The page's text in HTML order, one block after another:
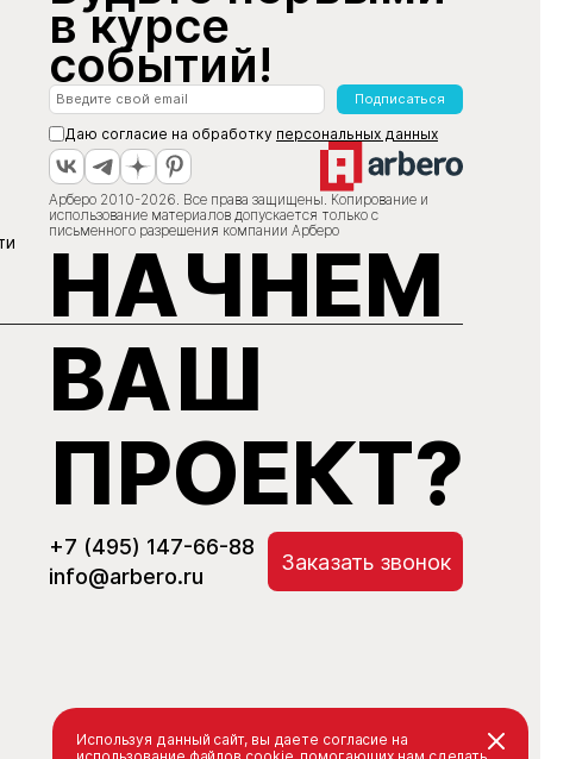
в курсе
событий!
Подписаться
Даю согласие на обработку персональных данных
Арберо 2010-2026. Все права защищены. Копирование и
использование материалов допускается только с
письменного разрешения компании Арберо
НАЧНЕМ
ВАШ
ПРОЕКТ?
+7 (495) 147-66-88
info@arbero.ru
Заказать звонок
Используя данный сайт, вы даете согласие на